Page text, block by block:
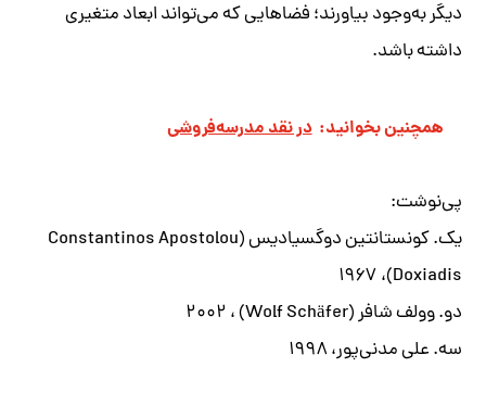
دیگر به‌وجود بیاورند؛ فضاهایی که می‌تواند ابعاد متغیری
داشته باشد.
همچنین بخوانید: در نقد مدرسه‌فروشی
پی‌نوشت:
یک. کونستانتین دوگسیادیس (Constantinos Apostolou
Doxiadis)، ۱۹۶۷
دو. وولف شافر (Wolf Schäfer) ، ۲۰۰۲
سه. علی مدنی‌پور، ۱۹۹۸